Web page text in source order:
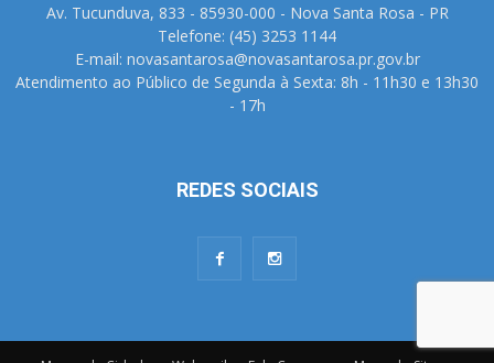
Av. Tucunduva, 833 - 85930-000 - Nova Santa Rosa - PR
Telefone: (45) 3253 1144
E-mail: novasantarosa@novasantarosa.pr.gov.br
Atendimento ao Público de Segunda à Sexta: 8h - 11h30 e 13h30
- 17h
REDES SOCIAIS